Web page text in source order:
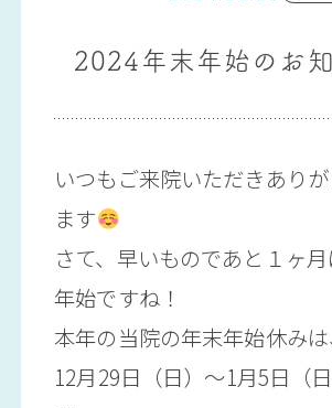
2024年末年始のお
いつもご来院いただきあり
ます
さて、早いものであと１ヶ
年始ですね！
本年の当院の年末年始休みは
12月29日（日）〜1月5日（